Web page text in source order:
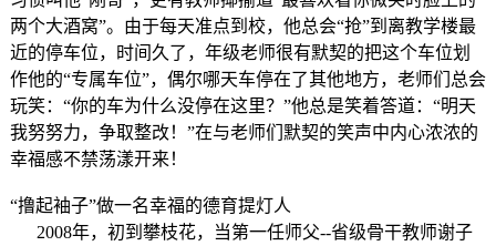
两个大酒窝”。由于每天准点到校，他总会“抢”到离教学楼最
近的停车位，时间久了，年级老师很有默契的把这个车位划
作他的“专属车位”，偶尔哪天车停在了其他地方，老师们总会
玩笑：“你的车为什么没停在这里？”他总是笑着答道：“明天
我努努力，争取整改！”在与老师们默契的笑声中内心浓浓的
幸福感不禁荡漾开来！
“撸起袖子”做一名幸福的德育提灯人
2008年，初到攀枝花，当第一任师父--省级骨干教师谢子